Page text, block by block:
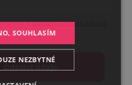
a sezásadami o ochraně osobních
SOUHLASÍM
NEZBYTNÉ